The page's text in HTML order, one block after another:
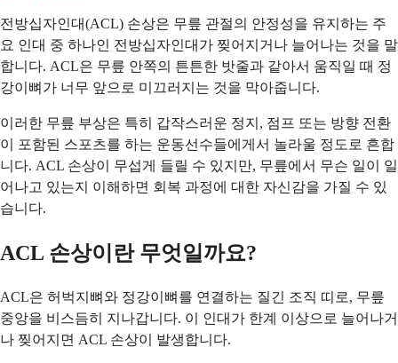
전방십자인대(ACL) 손상은 무릎 관절의 안정성을 유지하는 주
요 인대 중 하나인 전방십자인대가 찢어지거나 늘어나는 것을 말
합니다. ACL은 무릎 안쪽의 튼튼한 밧줄과 같아서 움직일 때 정
강이뼈가 너무 앞으로 미끄러지는 것을 막아줍니다.
이러한 무릎 부상은 특히 갑작스러운 정지, 점프 또는 방향 전환
이 포함된 스포츠를 하는 운동선수들에게서 놀라울 정도로 흔합
니다. ACL 손상이 무섭게 들릴 수 있지만, 무릎에서 무슨 일이 일
어나고 있는지 이해하면 회복 과정에 대한 자신감을 가질 수 있
습니다.
ACL 손상이란 무엇일까요?
ACL은 허벅지뼈와 정강이뼈를 연결하는 질긴 조직 띠로, 무릎
중앙을 비스듬히 지나갑니다. 이 인대가 한계 이상으로 늘어나거
나 찢어지면 ACL 손상이 발생합니다.